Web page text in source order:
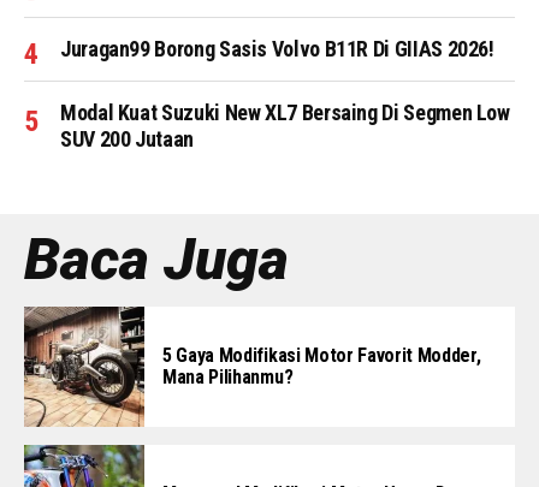
Juragan99 Borong Sasis Volvo B11R Di GIIAS 2026!
Modal Kuat Suzuki New XL7 Bersaing Di Segmen Low
SUV 200 Jutaan
Baca Juga
5 Gaya Modifikasi Motor Favorit Modder,
Mana Pilihanmu?